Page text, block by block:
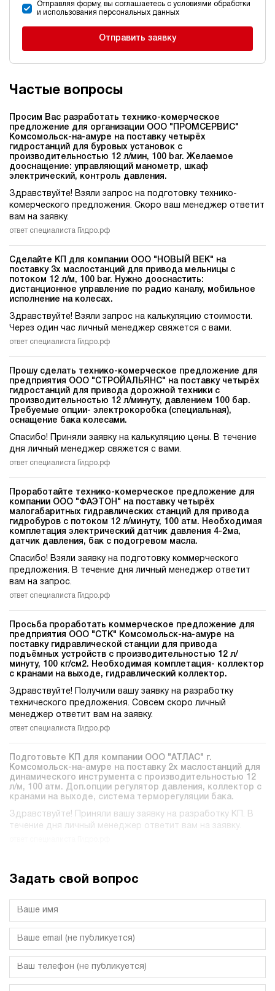
Отправляя форму, вы соглашаетесь с условиями обработки
и использования персональных данных
Отправить заявку
Частые вопросы
Просим Вас разработать технико-комерческое
предложение для организации ООО "ПРОМСЕРВИС"
Комсомольск-на-амуре на поставку четырёх
гидростанций для буровых установок c
производительностью 12 л/мин, 100 bar. Желаемое
дооснащение: управляющий манометр, шкаф
электрический, контроль давления.
Здравствуйте! Взяли запрос на подготовку технико-
комерческого предложения. Скоро ваш менеджер ответит
вам на заявку.
ответ специалиста Гидро.рф
Сделайте КП для компании ООО "НОВЫЙ ВЕК" на
поставку 3х маслостанций для привода мельницы c
потоком 12 л/м, 100 bar. Нужно дооснастить:
дистанционное управление по радио каналу, мобильное
исполнение на колесах.
Здравствуйте! Взяли запрос на калькуляцию стоимости.
Через один час личный менеджер свяжется с вами.
ответ специалиста Гидро.рф
Прошу сделать технико-комерческое предложение для
предприятия ООО "СТРОЙАЛЬЯНС" на поставку четырёх
гидростанций для привода дорожной техники c
производительностью 12 л/минуту, давлением 100 бар.
Требуемые опции- электрокоробка (специальная),
оснащение бака колесами.
Спасибо! Приняли заявку на калькуляцию цены. В течение
дня личный менеджер свяжется с вами.
ответ специалиста Гидро.рф
Проработайте технико-комерческое предложение для
компании ООО "ФАЭТОН" на поставку четырёх
малогабаритных гидравлических станций для привода
гидробуров c потоком 12 л/минуту, 100 атм. Необходимая
комплетация электрический датчик давления 4-2ма,
датчик давления, бак с подогревом масла.
Спасибо! Взяли заявку на подготовку коммерческого
предложения. В течение дня личный менеджер ответит
вам на запрос.
ответ специалиста Гидро.рф
Просьба проработать коммерческое предложение для
предприятия ООО "СТК" Комсомольск-на-амуре на
поставку гидравлической станции для привода
подъёмных устройств c производительностью 12 л/
минуту, 100 кг/см2. Необходимая комплетация- коллектор
с кранами на выходе, гидравлический коллектор.
Здравствуйте! Получили вашу заявку на разработку
технического предложения. Совсем скоро личный
менеджер ответит вам на заявку.
ответ специалиста Гидро.рф
Подготовьте КП для компании ООО "АТЛАС" г.
Комсомольск-на-амуре на поставку 2х маслостанций для
динамического инструмента c производительностью 12
л/м, 100 атм. Доп.опции регулятор давления, коллектор с
кранами на выходе, система терморегуляции бака.
Здравствуйте! Приняли вашу заявку на разработку КП. В
течение дня личный менеджер ответит вам на заявку.
Задать свой вопрос